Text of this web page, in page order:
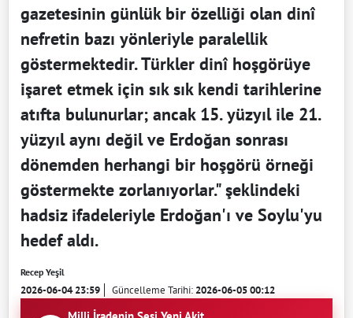
gazetesinin günlük bir özelliği olan dinî
nefretin bazı yönleriyle paralellik
göstermektedir. Türkler dinî hoşgörüye
işaret etmek için sık sık kendi tarihlerine
atıfta bulunurlar; ancak 15. yüzyıl ile 21.
yüzyıl aynı değil ve Erdoğan sonrası
dönemden herhangi bir hoşgörü örneği
göstermekte zorlanıyorlar." şeklindeki
hadsiz ifadeleriyle Erdoğan'ı ve Soylu'yu
hedef aldı.
Recep Yeşil
2026-06-04 23:59 Güncelleme Tarihi:2026-06-05 00:12